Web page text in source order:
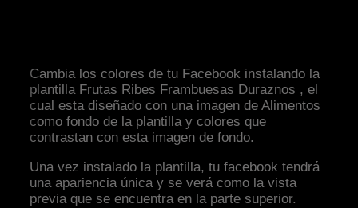
Cambia los colores de tu Facebook instalando la
plantilla Frutas Ribes Frambuesas Duraznos , el
cual esta diseñado con una imagen de Alimentos
como fondo de la plantilla y colores que
contrastan con esta imagen de fondo.
Una vez instalado la plantilla, tu facebook tendrá
una apariencia única y se verá como la vista
previa que se encuentra en la parte superior.